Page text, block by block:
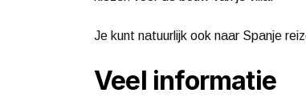
Je kunt natuurlijk ook naar Spanje
Veel informatie